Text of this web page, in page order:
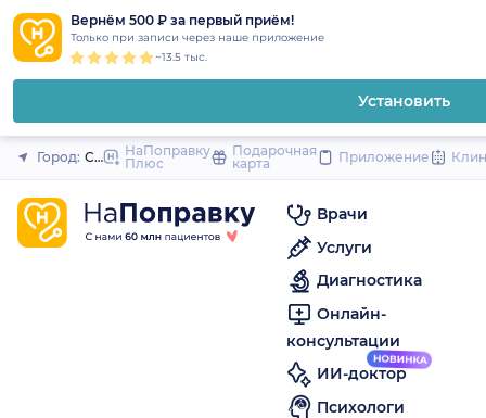
Вернём 500 ₽ за первый приём!
Только при записи через наше приложение
~13.5 тыс.
Установить
Закрыть
Город: Санкт-Петербург
НаПоправку
Плюс
Подарочная
карта
Приложение
Врачи
Услуги
Диагностика
Онлайн-
консультации
ИИ-доктор
Психологи